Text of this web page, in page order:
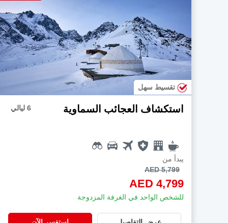
تقسيط سهل
استكشاف العجائب السماوية 6 ليالي
يبدأ من
AED 5,799
AED 4,799
للشخص الواحد في الغرفة المزدوجة